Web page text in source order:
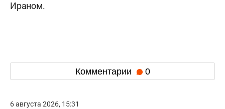
Ираном.
Комментарии 0
6 августа 2026, 15:31